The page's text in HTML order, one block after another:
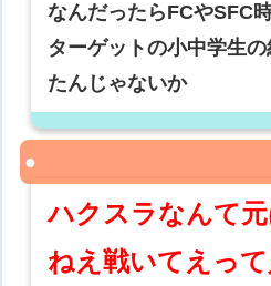
なんだったらFCやSFC
ターゲットの小中学生
たんじゃないか
ハクスラなんて
ねえ戦いてえっ